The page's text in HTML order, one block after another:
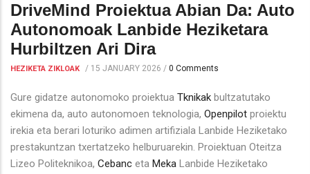
DriveMind Proiektua Abian Da: Auto
Autonomoak Lanbide Heziketara
Hurbiltzen Ari Dira
HEZIKETA ZIKLOAK / 15 JANUARY 2026 / 0 Comments
Gure gidatze autonomoko proiektua Tknikak bultzatutako
ekimena da, auto autonomoen teknologia, Openpilot proiektu
irekia eta berari loturiko adimen artifiziala Lanbide Heziketako
prestakuntzan txertatzeko helburuarekin. Proiektuan Oteitza
Lizeo Politeknikoa, Cebanc eta Meka Lanbide Heziketako